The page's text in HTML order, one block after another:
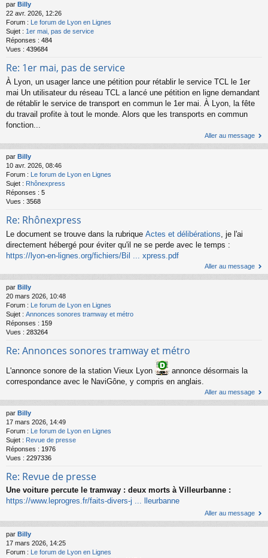
par Billy
22 avr. 2026, 12:26
Forum : Le forum de Lyon en Lignes
Sujet : 1er mai, pas de service
Réponses : 484
Vues : 439684
Re: 1er mai, pas de service
À Lyon, un usager lance une pétition pour rétablir le service TCL le 1er
mai Un utilisateur du réseau TCL a lancé une pétition en ligne demandant
de rétablir le service de transport en commun le 1er mai. À Lyon, la fête
du travail profite à tout le monde. Alors que les transports en commun
fonction...
Aller au message
par Billy
10 avr. 2026, 08:46
Forum : Le forum de Lyon en Lignes
Sujet : Rhônexpress
Réponses : 5
Vues : 3568
Re: Rhônexpress
Le document se trouve dans la rubrique Actes et délibérations , je l'ai
directement hébergé pour éviter qu'il ne se perde avec le temps :
https://lyon-en-lignes.org/fichiers/Bil ... xpress.pdf
Aller au message
par Billy
20 mars 2026, 10:48
Forum : Le forum de Lyon en Lignes
Sujet : Annonces sonores tramway et métro
Réponses : 159
Vues : 283264
Re: Annonces sonores tramway et métro
L'annonce sonore de la station Vieux Lyon
annonce désormais la
correspondance avec le NaviGône, y compris en anglais.
Aller au message
par Billy
17 mars 2026, 14:49
Forum : Le forum de Lyon en Lignes
Sujet : Revue de presse
Réponses : 1976
Vues : 2297336
Re: Revue de presse
Une voiture percute le tramway : deux morts à Villeurbanne :
https://www.leprogres.fr/faits-divers-j ... lleurbanne
Aller au message
par Billy
17 mars 2026, 14:25
Forum :
Le forum de Lyon en Lignes